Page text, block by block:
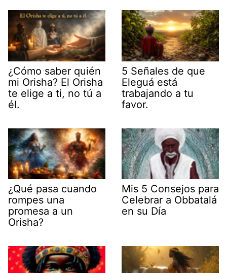
¿Cómo saber quién
mi Orisha? El Orisha
te elige a ti, no tú a
él.
5 Señales de que
Eleguá está
trabajando a tu
favor.
¿Qué pasa cuando
rompes una
promesa a un
Orisha?
Mis 5 Consejos para
Celebrar a Obbatalá
en su Día